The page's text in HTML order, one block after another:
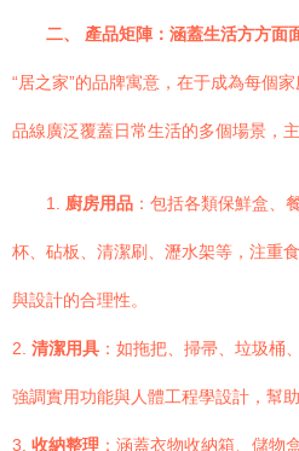
二、 產品矩陣：涵蓋生活方方面
“居之家”的品牌寓意，在于成為每個
品線廣泛覆蓋日常生活的多個場景，
1. 廚房用品 ：包括各類保鮮盒、
杯、砧板、清潔刷、瀝水架等，注重
與設計的合理性。
2. 清潔用具 ：如拖把、掃帚、垃圾桶
強調實用功能與人體工程學設計，幫
3. 收納整理 ：涵蓋衣物收納箱、儲物